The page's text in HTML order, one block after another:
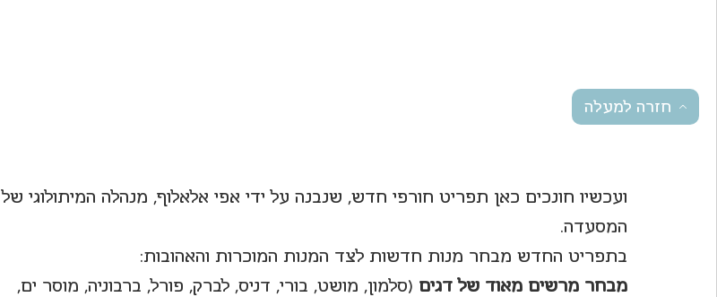
חזרה למעלה
ועכשיו חונכים כאן תפריט חורפי חדש, שנבנה על ידי אפי אלאלוף, מנהלה המיתולוגי של
המסעדה.
בתפריט החדש מבחר מנות חדשות לצד המנות המוכרות והאהובות:
מבחר מרשים מאוד של דגים (סלמון, מושט, בורי, דניס, לברק, פורל, ברבוניה, מוסר ים,